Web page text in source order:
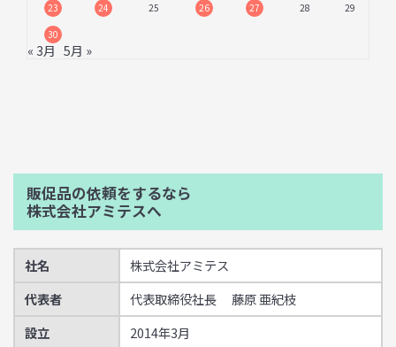
23
24 25 26 27 28
29
30
« 3月 5月 »
販促品の依頼をするなら
株式会社アミテスへ
社名
株式会社アミテス
代表者
代表取締役社長 藤原 亜紀枝
設立
2014年3月